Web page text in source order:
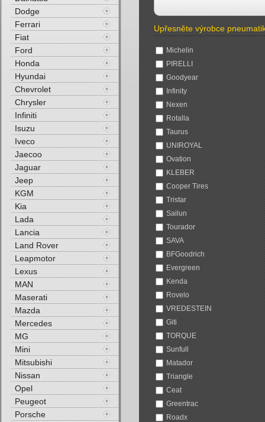
Upřesněte výrobce
Michelin
PIRELLI
Goodyear
Infinity
Nexen
Rotalla
Taurus
UNIROYAL
Ovation
KLEBER
Cooper Tires
Tristar
Sailun
Tourador
SAVA
BFGoodrich
Evergreen
Kenda
Rovelo
VREDESTEIN
Giti
TORQUE
Sunfull
Matador
Triangle
Ceat
Greentrac
Roadx
Dodge
Ferrari
Fiat
Ford
Honda
Hyundai
Chevrolet
Chrysler
Infiniti
Isuzu
Iveco
Jaecoo
Jaguar
Jeep
KGM
Kia
Lada
Lancia
Land Rover
Leapmotor
Lexus
MAN
Maserati
Mazda
Mercedes
MG
Mini
Mitsubishi
Nissan
Opel
Peugeot
Porsche